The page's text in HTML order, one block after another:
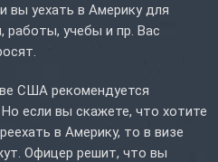
вы уехать в Америку для
работы, учебы и пр. Вас
США рекомендуется
если вы скажете, что хотите
в Америку, то в визе
Офицер решит, что вы